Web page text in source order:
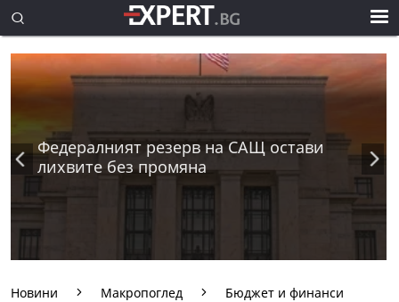
Федералният резерв на САЩ остави
лихвите без промяна
Новини Макропоглед Бюджет и финанси